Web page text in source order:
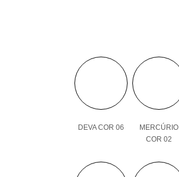
DEVA COR 06
MERCÚRIO
COR 02